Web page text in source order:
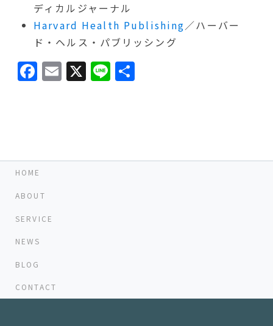
ディカルジャーナル
Harvard Health Publishing／ハーバー
ド・ヘルス・パブリッシング
Facebook
Email
X Line
HOME
ABOUT
SERVICE
NEWS
BLOG
CONTACT